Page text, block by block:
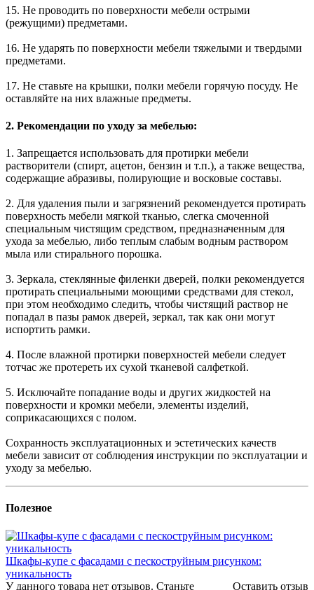
15. Не проводить по поверхности мебели острыми
(режущими) предметами.
16. Не ударять по поверхности мебели тяжелыми и твердыми
предметами.
17. Не ставьте на крышки, полки мебели горячую посуду. Не
оставляйте на них влажные предметы.
2. Рекомендации по уходу за мебелью:
1. Запрещается использовать для протирки мебели
растворители (спирт, ацетон, бензин и т.п.), а также вещества,
содержащие абразивы, полирующие и восковые составы.
2. Для удаления пыли и загрязнений рекомендуется протирать
поверхность мебели мягкой тканью, слегка смоченной
специальным чистящим средством, предназначенным для
ухода за мебелью, либо теплым слабым водным раствором
мыла или стирального порошка.
3. Зеркала, стеклянные филенки дверей, полки рекомендуется
протирать специальными моющими средствами для стекол,
при этом необходимо следить, чтобы чистящий раствор не
попадал в пазы рамок дверей, зеркал, так как они могут
испортить рамки.
4. После влажной протирки поверхностей мебели следует
тотчас же протереть их сухой тканевой салфеткой.
5. Исключайте попадание воды и других жидкостей на
поверхности и кромки мебели, элементы изделий,
соприкасающихся с полом.
Сохранность эксплуатационных и эстетических качеств
мебели зависит от соблюдения инструкции по эксплуатации и
уходу за мебелью.
Полезное
Шкафы-купе с фасадами с пескоструйным рисунком:
уникальность
Оставить отзыв
У данного товара нет отзывов. Станьте